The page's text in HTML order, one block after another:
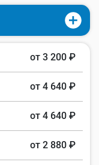
от 3 200 ₽
от 4 640 ₽
от 4 640 ₽
от 2 880 ₽